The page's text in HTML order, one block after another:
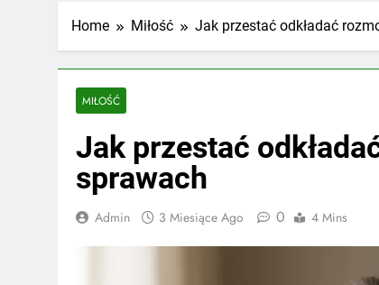
Home Miłość Jak przestać odkładać
MIŁOŚĆ
Jak przestać
sprawach
Admin 3 Miesiące Ago 0 4 Mins